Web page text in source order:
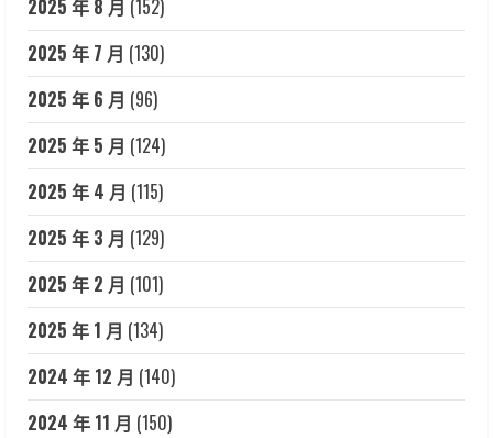
2025 年 8 月 (152)
2025 年 7 月 (130)
2025 年 6 月 (96)
2025 年 5 月 (124)
2025 年 4 月 (115)
2025 年 3 月 (129)
2025 年 2 月 (101)
2025 年 1 月 (134)
2024 年 12 月 (140)
2024 年 11 月 (150)